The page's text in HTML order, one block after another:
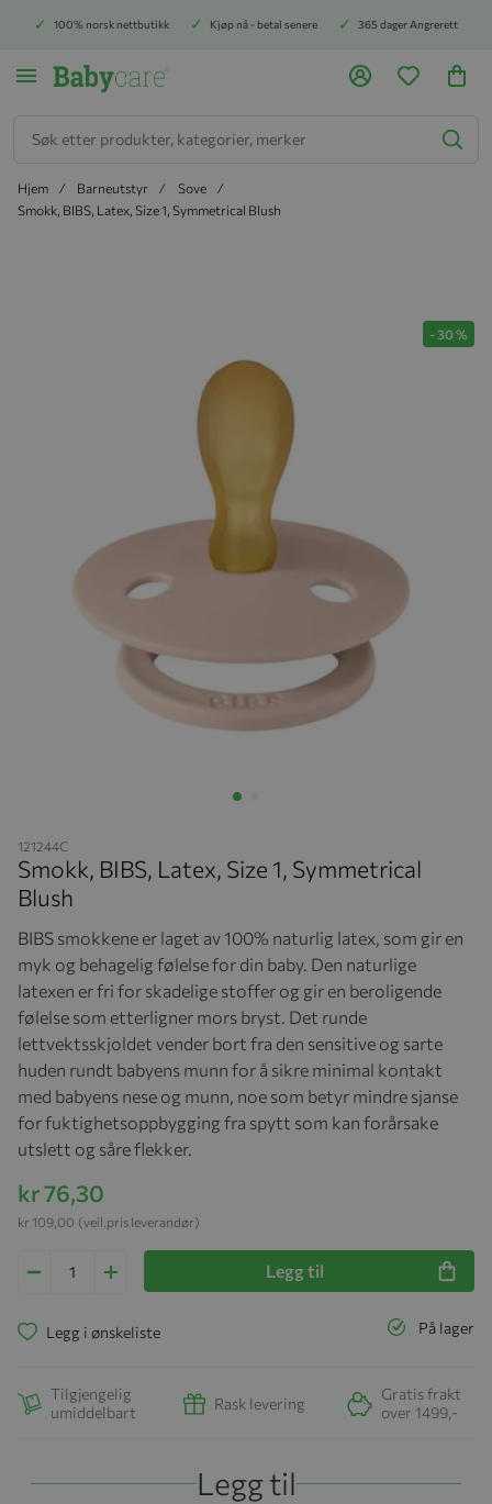
100% norsk nettbutikk Kjøp nå - betal senere 365 dager Angrerett
Hjem Barneutstyr
Sove
Smokk, BIBS, Latex, Size 1, Symmetrical Blush
-30 %
121244C
Smokk, BIBS, Latex, Size 1, Symmetrical
Blush
BIBS smokkene er laget av 100% naturlig latex, som gir en
myk og behagelig følelse for din baby. Den naturlige
latexen er fri for skadelige stoffer og gir en beroligende
følelse som etterligner mors bryst. Det runde
lettvektsskjoldet vender bort fra den sensitive og sarte
huden rundt babyens munn for å sikre minimal kontakt
med babyens nese og munn, noe som betyr mindre sjanse
for fuktighetsoppbygging fra spytt som kan forårsake
utslett og såre flekker.
kr 76,30
(veil.pris leverandør)
kr 109,00
Legg til
På lager
Legg i ønskeliste
Tilgjengelig
umiddelbart
Rask levering
Gratis frakt
over 1499,-
Legg til